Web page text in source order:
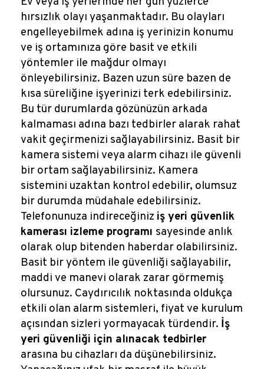
hırsızlık olayı yaşanmaktadır. Bu olayları
engelleyebilmek adına iş yerinizin konumu
ve iş ortamınıza göre basit ve etkili
yöntemler ile mağdur olmayı
önleyebilirsiniz. Bazen uzun süre bazen de
kısa süreliğine işyerinizi terk edebilirsiniz.
Bu tür durumlarda gözünüzün arkada
kalmaması adına bazı tedbirler alarak rahat
vakit geçirmenizi sağlayabilirsiniz. Basit bir
kamera sistemi veya alarm cihazı ile güvenli
bir ortam sağlayabilirsiniz. Kamera
sistemini uzaktan kontrol edebilir, olumsuz
bir durumda müdahale edebilirsiniz.
Telefonunuza indireceğiniz iş yeri güvenlik
kamerası izleme programı sayesinde anlık
olarak olup bitenden haberdar olabilirsiniz.
Basit bir yöntem ile güvenliği sağlayabilir,
maddi ve manevi olarak zarar görmemiş
olursunuz. Caydırıcılık noktasında oldukça
etkili olan alarm sistemleri, fiyat ve kurulum
açısından sizleri yormayacak türdendir. İş
yeri güvenliği için alınacak tedbirler
arasına bu cihazları da düşünebilirsiniz.